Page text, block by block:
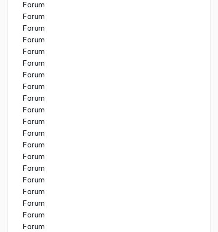
Forum
Forum
Forum
Forum
Forum
Forum
Forum
Forum
Forum
Forum
Forum
Forum
Forum
Forum
Forum
Forum
Forum
Forum
Forum
Forum